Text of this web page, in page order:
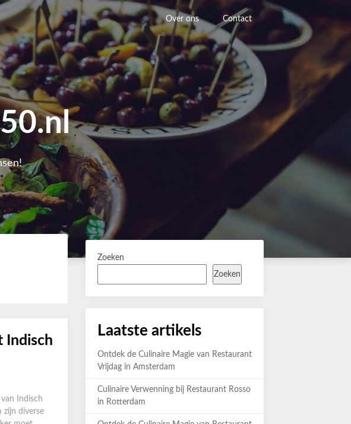
Over ons Contact
Indisch
Indisch
zijn diverse
Zoeken
Zoeken
Laatste artikels
Ontdek de Culinaire Magie van Restaurant
Vrijdag in Amsterdam
Culinaire Verwenning bij Restaurant Rosso
in Rotterdam